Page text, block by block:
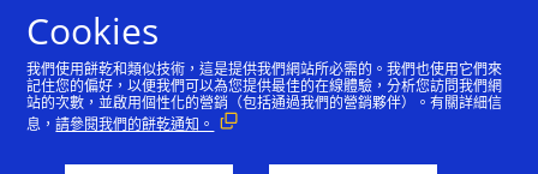
Visa 引領 2025 支付未
來：從人工智能到實時交
Cookies
我們使用餅乾和類似技術，這是提供我們網站所必需的。我們也使用它們來
記住您的偏好，以便我們可以為您提供最佳的在線體驗，分析您訪問我們網
站的次數，並啟用個性化的營銷（包括通過我們的營銷夥伴）。有關詳細信
息，請參閱我們的餅乾通知。